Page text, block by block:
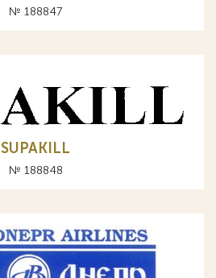
№ 188847
SUPAKILL
№ 188848